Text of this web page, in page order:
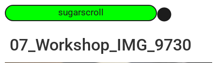
sugarscroll
07_Workshop_IMG_9730